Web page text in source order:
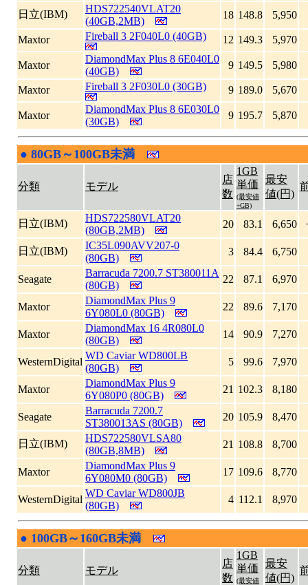
日立(IBM)
HDS722540VLAT20
(40GB,2MB)
18 148.8 5,950
Maxtor Fireball 3 2F040L0 (40GB) 12 149.3 5,970
Maxtor
DiamondMax Plus 8 6E040L0
(40GB)
9 149.5 5,980
Maxtor Fireball 3 2F030L0 (30GB) 9 189.0 5,670
Maxtor
DiamondMax Plus 8 6E030L0
(30GB)
9 195.7 5,870
● 80GB～100GB未満
分類 モデル
店
数
1GB
単価
(最安値
÷GB)
最安
値(円)
日立(IBM)
HDS722580VLAT20
(80GB,2MB)
20 83.1 6,650
日立(IBM)
IC35L090AVV207-0
(80GB)
3 84.4 6,750
Seagate
Barracuda 7200.7 ST380011A
(80GB)
22 87.1 6,970
Maxtor
DiamondMax Plus 9
6Y080L0 (80GB)
22 89.6 7,170
Maxtor
DiamondMax 16 4R080L0
(80GB)
14 90.9 7,270
WesternDigital
WD Caviar WD800LB
(80GB)
5 99.6 7,970
Maxtor
DiamondMax Plus 9
6Y080P0 (80GB)
21 102.3 8,180
Seagate
Barracuda 7200.7
ST380013AS (80GB)
20 105.9 8,470
日立(IBM)
HDS722580VLSA80
(80GB,8MB)
21 108.8 8,700
Maxtor
DiamondMax Plus 9
6Y080M0 (80GB)
17 109.6 8,770
WesternDigital
WD Caviar WD800JB
(80GB)
4 112.1 8,970
● 100GB～160GB未満
分類 モデル
店
数
1GB
単価
(最安値
最安
値(円)